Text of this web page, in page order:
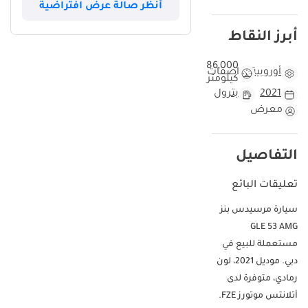
أبرز النقاط
أوروبيةمواصفات
86,000
كيلومتر
2021
بترول
معرض
التفاصيل
تعليقات البائع
سيارة مرسيدس بنز
GLE 53 AMG
مستعملة للبيع في
دبي. موديل 2021، لون
رمادي، متوفرة لدى
أتلانتس موتورز FZE.
أنظر صالة عرض افتراضية
الكلي، توفر السيارة تجربة قيادة مستقرة وممتعة سواء في زحام المدن
مثل دبي والرياض أو على الطرق السريعة الطويلة. ما يجعل هذا العرض
فريداً هو التوازن بين عمر السيارة وحالتها العامة، حيث تم استخدامها
بشكل يضمن بقاء المحرك والأنظمة الميكانيكية في حالة ممتازة. بالنسبة
للمشتري في دول مجلس التعاون الخليجي، تمثل هذه السيارة استثماراً
ذكياً يجمع بين الفخامة الألمانية والاعتمادية التي تتطلبها ظروفنا المناخية.
على روح الـ AMG التي يعشقها عشاق السرعة.
هذه السيارة مقابل سيارات 2021 GLE53 AMG الأخرى
كم يعكس استخداماً واقعياً ومنطقياً لسيارة من هذه الفئة، حيث يبلغ
هذه السيارة بعناية فائقة، مما يجعلها تتفوق على نظيراتها التي قد تعاني
من تآكل داخلي بسبب الاستخدام الكثيف. اللون الرمادي الخارجي يعد من
الألوان الأكثر طلباً في الإمارات والسعودية لقدرته على إخفاء أثار الغبار
ودرجات الحرارة المرتفعة، مما يعزز من جاذبيتها في سوق إعادة البيع. اختيار